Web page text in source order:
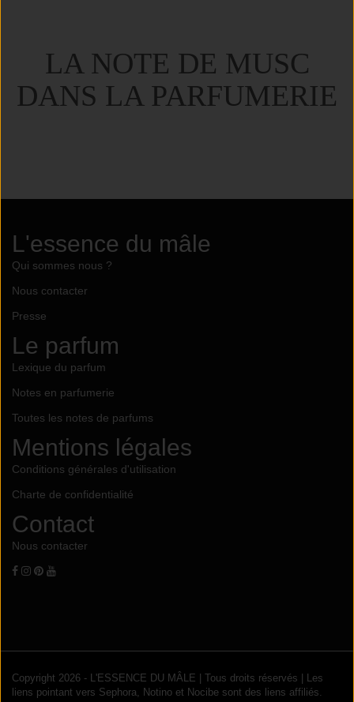
LA NOTE DE MUSC
DANS LA PARFUMERIE
L'essence du mâle
Qui sommes nous ?
Nous contacter
Presse
Le parfum
Lexique du parfum
Notes en parfumerie
Toutes les notes de parfums
Mentions légales
Conditions générales d'utilisation
Charte de confidentialité
Contact
Nous contacter
Copyright 2026 - L'ESSENCE DU MÂLE | Tous droits réservés | Les
liens pointant vers Sephora, Notino et Nocibe sont des liens affiliés.